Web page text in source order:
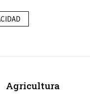
Agricultura